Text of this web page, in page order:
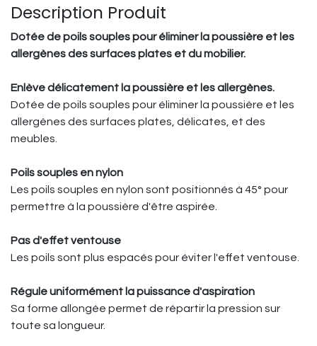
Description Produit
Dotée de poils souples pour éliminer la poussière et les
allergènes des surfaces plates et du mobilier.
Enlève délicatement la poussière et les allergènes.
Dotée de poils souples pour éliminer la poussière et les
allergènes des surfaces plates, délicates, et des
meubles.
Poils souples en nylon
Les poils souples en nylon sont positionnés à 45° pour
permettre à la poussière d'être aspirée.
Pas d'effet ventouse
Les poils sont plus espacés pour éviter l'effet ventouse.
Régule uniformément la puissance d'aspiration
Sa forme allongée permet de répartir la pression sur
toute sa longueur.